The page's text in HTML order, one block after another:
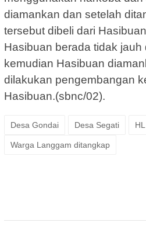
diamankan dan setelah
tersebut dibeli dari
Hasibuan berada tidak jauh
kemudian Hasibuan
dilakukan pengembangan
Hasibuan.(sbnc/02).
Desa Gondai Desa Segati HL
Warga Langgam ditangkap